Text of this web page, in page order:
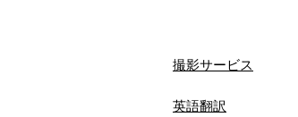
撮影サービス
​英語翻訳